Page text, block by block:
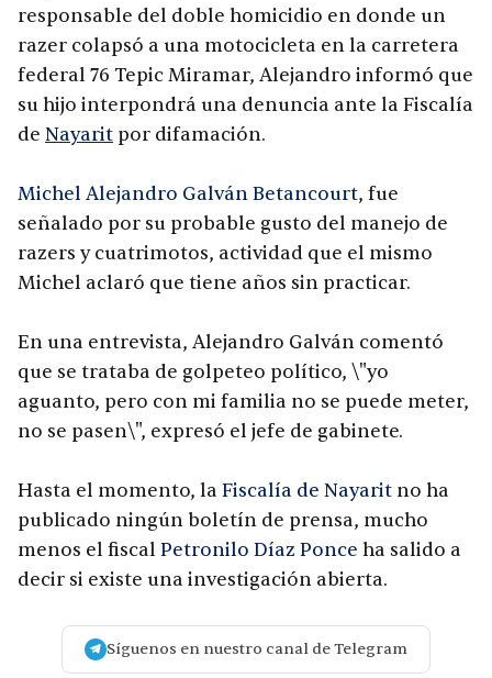
responsable del doble homicidio en donde un
razer colapsó a una motocicleta en la carretera
federal 76 Tepic Miramar, Alejandro informó que
su hijo interpondrá una denuncia ante la Fiscalía
de Nayarit por difamación.
Michel Alejandro Galván Betancourt, fue
señalado por su probable gusto del manejo de
razers y cuatrimotos, actividad que el mismo
Michel aclaró que tiene años sin practicar.
En una entrevista, Alejandro Galván comentó
que se trataba de golpeteo político, \"yo
aguanto, pero con mi familia no se puede meter,
no se pasen\", expresó el jefe de gabinete.
Hasta el momento, la Fiscalía de Nayarit no ha
publicado ningún boletín de prensa, mucho
menos el fiscal Petronilo Díaz Ponce ha salido a
decir si existe una investigación abierta.
Síguenos en nuestro canal de Telegram